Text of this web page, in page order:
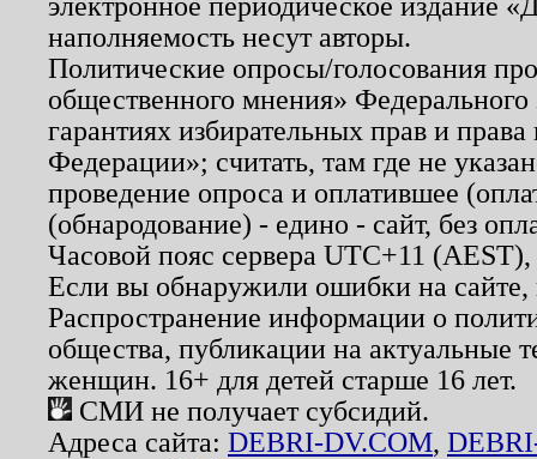
наполняемость несут авторы.
Политические опросы/голосования
общественного мнения»
гарантиях избирательных прав и
Федерации»; считать, там где не
проведение опроса и оплатившее
(обнародование) - едино - сайт, без
Часовой пояс сервера UTC+11
Если вы обнаружили ошибки на
Распространение информации о
общества, публикации на актуальные
женщин. 16+ для детей старше 16 лет.
СМИ не получает субсидий.
Адреса сайта: DEBRI-DV.COM,